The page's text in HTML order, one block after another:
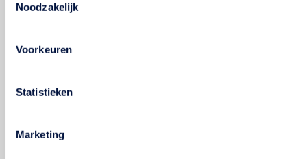
Noodzakelijk
Voorkeuren
Statistieken
Marketing